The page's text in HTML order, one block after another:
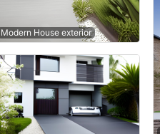
Modern House exterior